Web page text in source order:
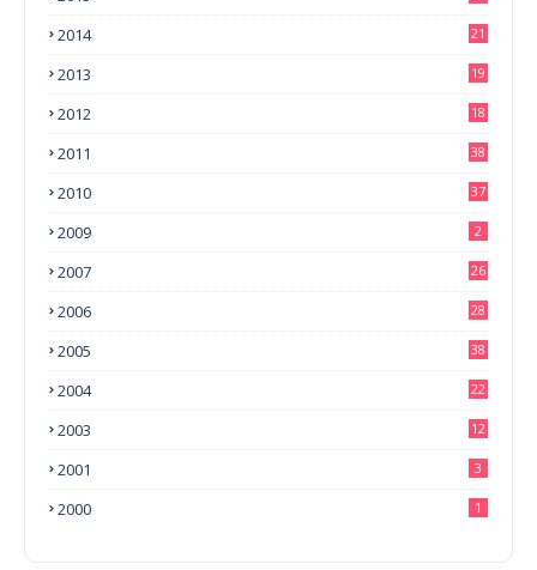
2014 21
2013 19
2012 18
2011 38
2010 37
2009 2
2007 26
2006 28
2005 38
2004 22
2003 12
2001 3
2000 1